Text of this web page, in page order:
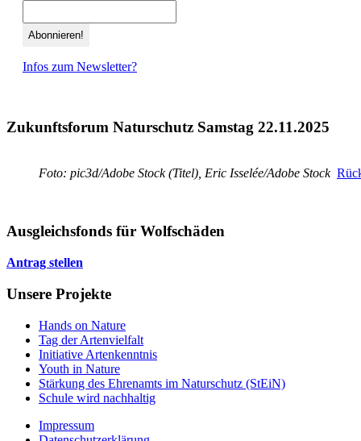
Infos zum Newsletter?
Zukunftsforum Naturschutz Samstag 22.11.2025
Foto: pic3d/Adobe Stock (Titel), Eric Isselée/Adobe Stock
Ausgleichsfonds für Wolfschäden
Antrag stellen
Unsere Projekte
Hands on Nature
Tag der Artenvielfalt
Initiative Artenkenntnis
Youth in Nature
Stärkung des Ehrenamts im Naturschutz (StEiN)
Schule wird nachhaltig
Impressum